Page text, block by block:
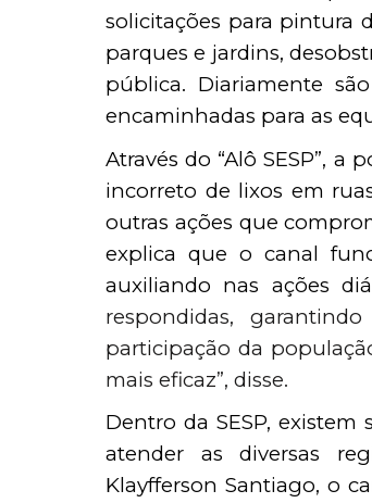
solicitações para pintura
parques e jardins,
pública. Diariamente
encaminhadas para as
Através do “Alô SESP”,
incorreto de lixos em
outras ações que
explica que o canal
auxiliando nas ações
respondidas,
participação da
mais eficaz”, disse.
Dentro da SESP,
atender as diversas
Klayfferson Santiago, o